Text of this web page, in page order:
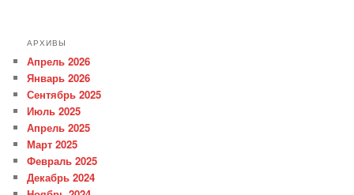
АРХИВЫ
Апрель 2026
Январь 2026
Сентябрь 2025
Июль 2025
Апрель 2025
Март 2025
Февраль 2025
Декабрь 2024